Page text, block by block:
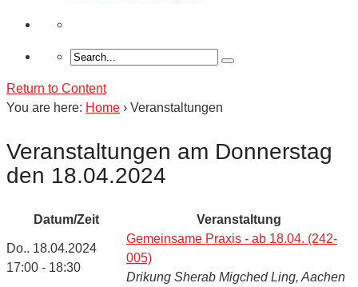
Return to Content
You are here: Home › Veranstaltungen
Veranstaltungen am Donnerstag
den 18.04.2024
Datum/Zeit Veranstaltung
Do.. 18.04.2024
17:00 - 18:30
Gemeinsame Praxis - ab 18.04. (242-
005)
Drikung Sherab Migched Ling, Aachen